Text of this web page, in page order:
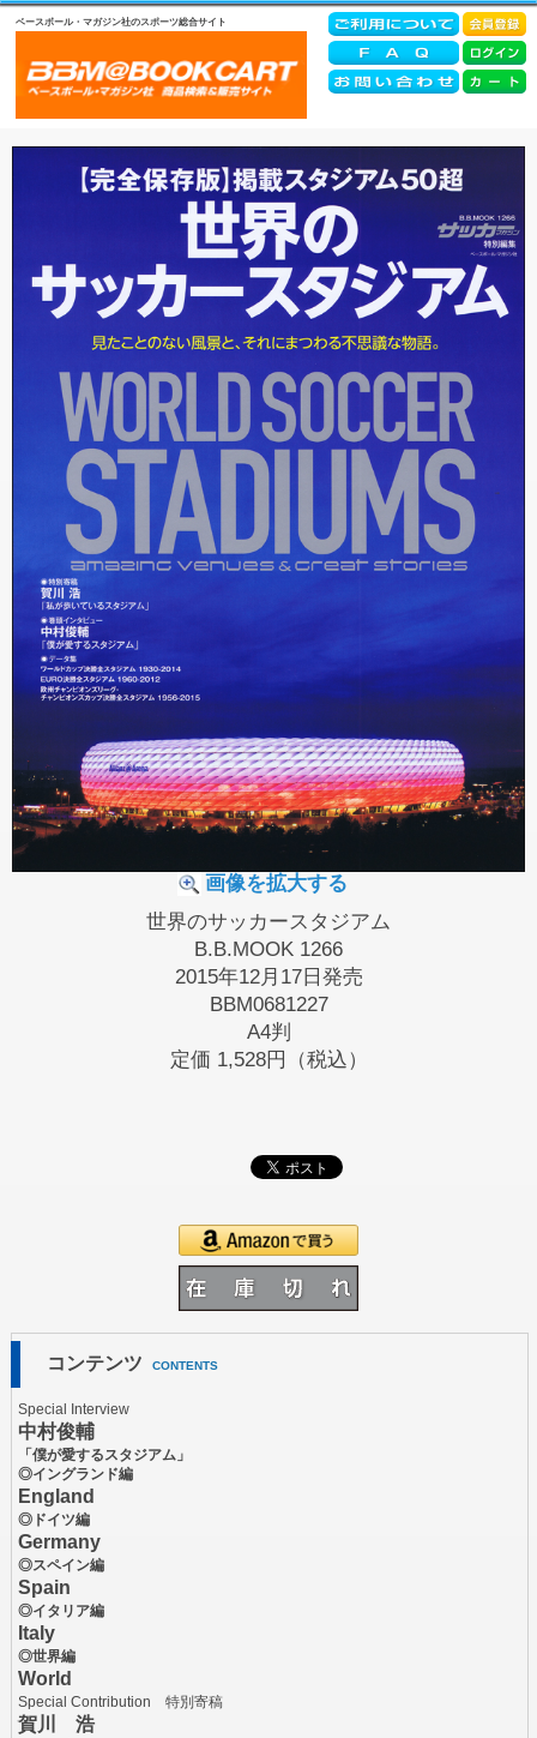
ベースボール・マガジン社のスポーツ総合サイト
画像を拡大する
世界のサッカースタジアム
B.B.MOOK 1266
2015年12月17日発売
BBM0681227
A4判
定価 1,528円（税込）
コンテンツ CONTENTS
Special Interview
中村俊輔
「僕が愛するスタジアム」
◎イングランド編
England
◎ドイツ編
Germany
◎スペイン編
Spain
◎イタリア編
Italy
◎世界編
World
Special Contribution 特別寄稿
賀川 浩